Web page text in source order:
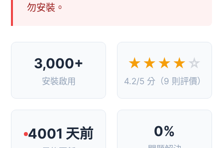
勿安裝。
3,000+
安裝啟用
★★★★ ☆
4.2/5 分（9 則評價）
4001 天前 0%